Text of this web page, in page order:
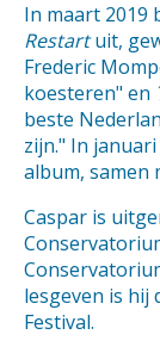
In maart 2019
Restartuit,
Frederic
koesteren" en
beste
zijn." In
album, samen
Caspar is
lesgeven is hij
Festival.